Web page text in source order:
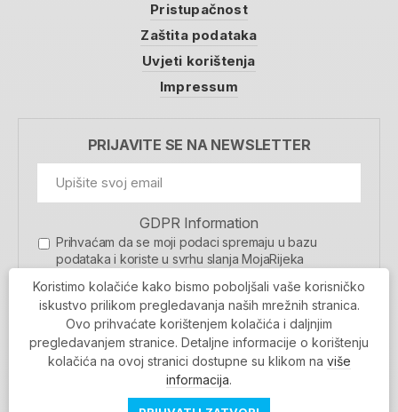
Pristupačnost
Zaštita podataka
Uvjeti korištenja
Impressum
PRIJAVITE SE NA NEWSLETTER
GDPR Information
Prihvaćam da se moji podaci spremaju u bazu
podataka i koriste u svrhu slanja MojaRijeka
MOJARIJEKA NEWSLETTER
PRIJAVI SE
Koristimo kolačiće kako bismo poboljšali vaše korisničko
iskustvo prilikom pregledavanja naših mrežnih stranica.
Ovo prihvaćate korištenjem kolačića i daljnjim
pregledavanjem stranice. Detaljne informacije o korištenju
kolačića na ovoj stranici dostupne su klikom na više
informacija.